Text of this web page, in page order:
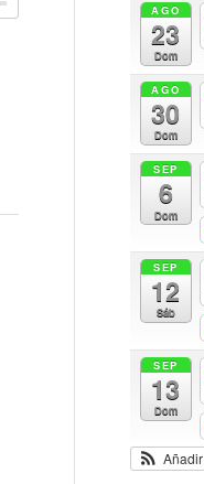
AGO
23
Dom
AGO
30
Dom
SEP
6
Dom
SEP
12
Sáb
SEP
13
Dom
Añadir